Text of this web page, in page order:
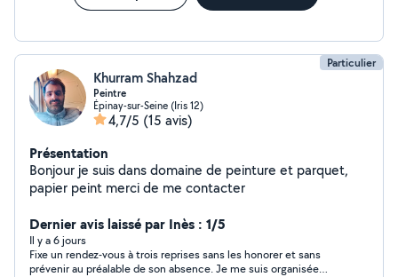
Particulier
Khurram Shahzad
Peintre
Épinay-sur-Seine (Iris 12)
4,7/5 (15 avis)
Présentation
Bonjour je suis dans domaine de peinture et parquet,
papier peint merci de me contacter
Dernier avis laissé par Inès : 1/5
Il y a 6 jours
Fixe un rendez-vous à trois reprises sans les honorer et sans
prévenir au préalable de son absence. Je me suis organisée